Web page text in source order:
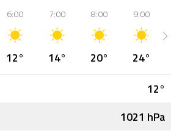
6:00
12°
7:00
14°
8:00
20°
9:00
24°
12°
1021 hPa